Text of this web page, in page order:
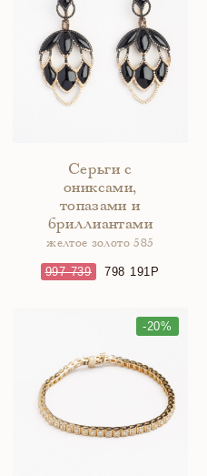
Серьги с
ониксами,
топазами и
бриллиантами
желтое золото 585
997 739 798 191
-20%